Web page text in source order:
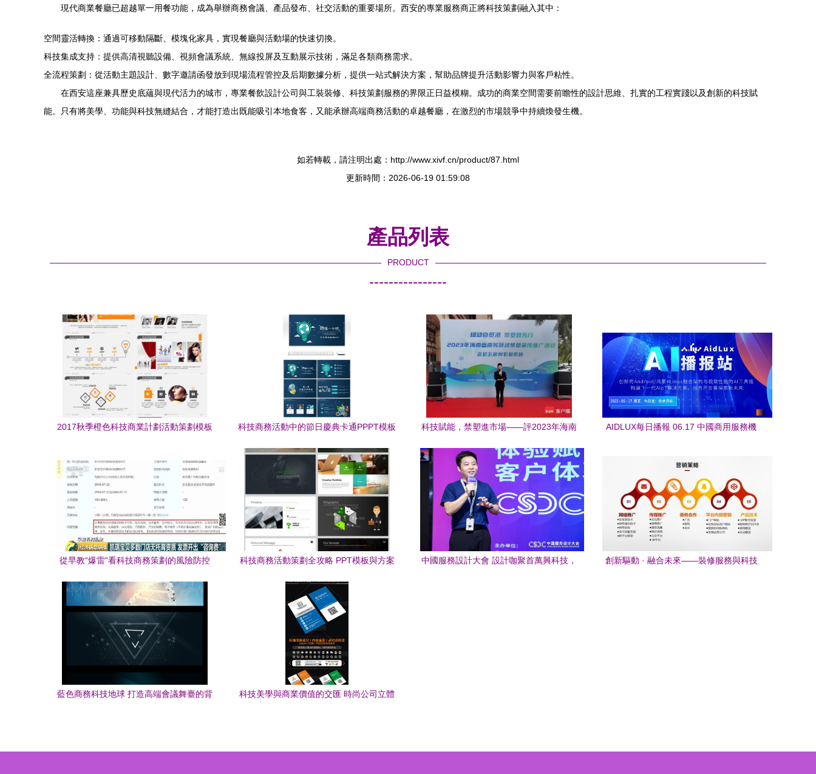
現代商業餐廳已超越單一用餐功能，成為舉辦商務會議、產品發布、社交活動的重要場所。西安的專業服務商正將科技策劃融入其中：
空間靈活轉換：通過可移動隔斷、模塊化家具，實現餐廳與活動場的快速切換。
科技集成支持：提供高清視聽設備、視頻會議系統、無線投屏及互動展示技術，滿足各類商務需求。
全流程策劃：從活動主題設計、數字邀請函發放到現場流程管控及后期數據分析，提供一站式解決方案，幫助品牌提升活動影響力與客戶粘性。
在西安這座兼具歷史底蘊與現代活力的城市，專業餐飲設計公司與工裝裝修、科技策劃服務的界限正日益模糊。成功的商業空間需要前瞻性的設計思維、扎實的工程實踐以及創新的科技賦
能。只有將美學、功能與科技無縫結合，才能打造出既能吸引本地食客，又能承辦高端商務活動的卓越餐廳，在激烈的市場競爭中持續煥發生機。
如若轉載，請注明出處：http://www.xivf.cn/product/87.html
更新時間：2026-06-19 01:59:08
產品列表
PRODUCT
----------------
2017秋季橙色科技商業計劃活動策劃模板
科技商務活動中的節日慶典卡通PPPT模板
科技賦能，禁塑進市場——評2023年海南
春愚r貿市場
AIDLUX每日播報 06.17 中國商用服務機
露頭角
從早教“爆雷”看科技商務策劃的風險防控
科技商務活動策劃全攻略 PPT模板與方案
中國服務設計大會 設計咖聚首萬興科技，
創新驅動 · 融合未來——裝修服務與科技
藍色商務科技地球 打造高端會議舞臺的背
科技美學與商業價值的交匯 時尚公司立體